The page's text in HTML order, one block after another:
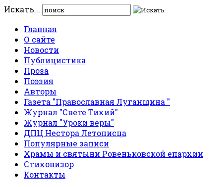
Искать...
Главная
О сайте
Новости
Публицистика
Проза
Поэзия
Авторы
Газета "Православная Луганщина "
Журнал "Свете Тихий"
Журнал "Уроки веры"
ДПЦ Нестора Летописца
Популярные записи
Храмы и святыни Ровеньковской епархии
Стиховизор
Контакты